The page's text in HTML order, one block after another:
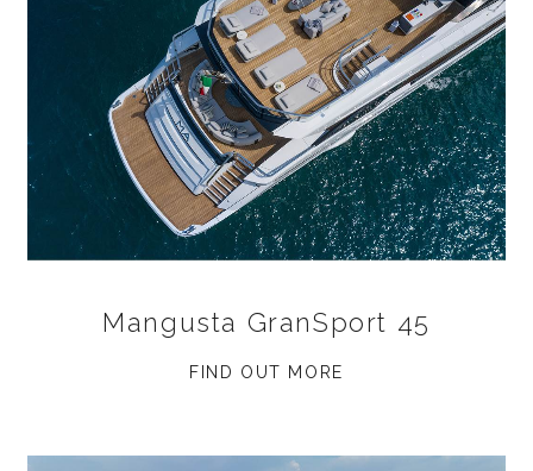
Mangusta GranSport 45
FIND OUT MORE